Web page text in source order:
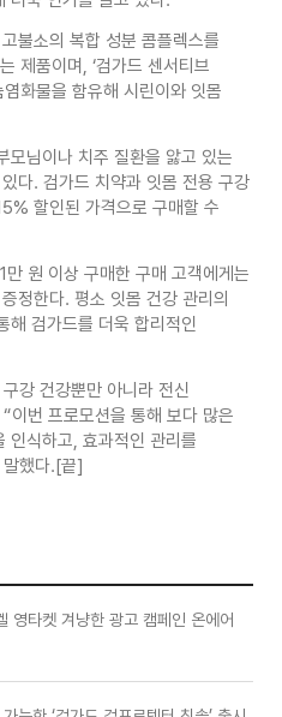
불소의 복합 성분 콤플렉스를
제품이며, ‘검가드 센서티브
화물을 함유해 시린이와 잇몸
모님이나 치주 질환을 앓고 있는
다. 검가드 치약과 잇몸 전용 구강
할인된 가격으로 구매할 수
원 이상 구매한 구매 고객에게는
정한다. 평소 잇몸 건강 관리의
해 검가드를 더욱 합리적인
강 건강뿐만 아니라 전신
이번 프로모션을 통해 보다 많은
인식하고, 효과적인 관리를
말했다.[끝]
영타켓 겨냥한 광고 캠페인 온에어